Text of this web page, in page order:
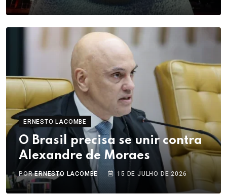
ERNESTO LACOMBE
O Brasil precisa se unir contra
Alexandre de Moraes
PORERNESTO LACOMBE 15 DE JULHO DE 2026